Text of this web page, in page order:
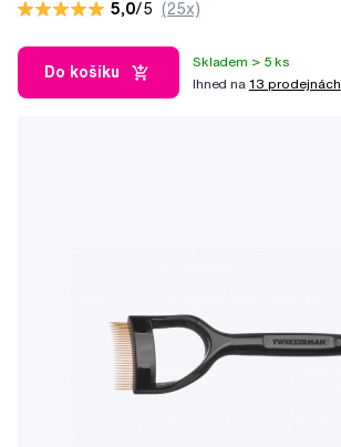
5,0/5 (25x)
Do košíku
Skladem > 5 ks
Ihned na 13 prodejnách